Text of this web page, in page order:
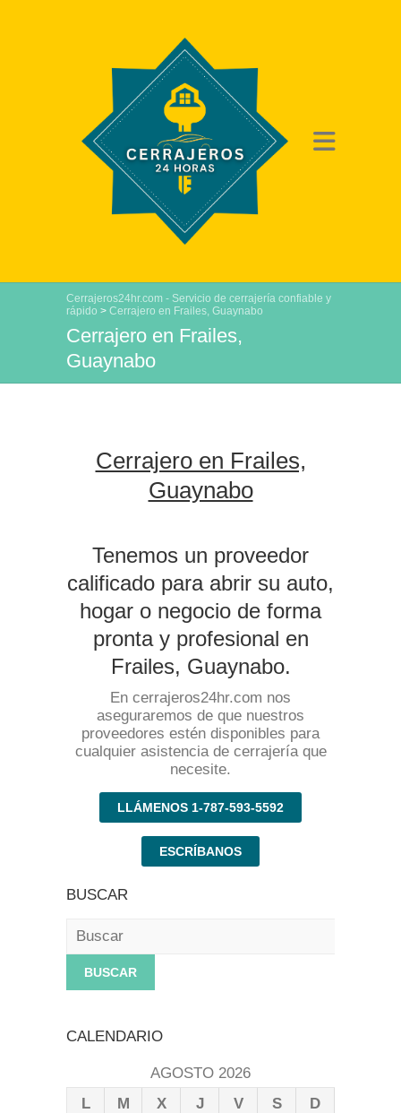
Cerrajeros24hr.com - Servicio de cerrajería confiable y
rápido > Cerrajero en Frailes, Guaynabo
Cerrajero en Frailes,
Guaynabo
Cerrajero en Frailes,
Guaynabo
Tenemos un proveedor
calificado para abrir su auto,
hogar o negocio de forma
pronta y profesional en
Frailes, Guaynabo.
En cerrajeros24hr.com nos
aseguraremos de que nuestros
proveedores estén disponibles para
cualquier asistencia de cerrajería que
necesite.
LLÁMENOS 1-787-593-5592
ESCRÍBANOS
BUSCAR
Buscar
CALENDARIO
AGOSTO 2026
L
M X J V S
D